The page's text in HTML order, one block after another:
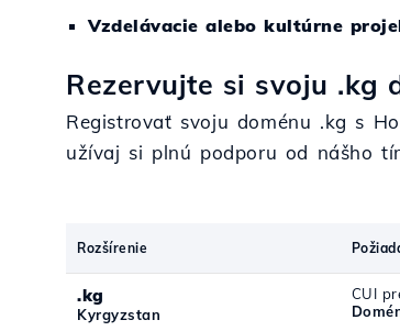
Vzdelávacie alebo kultúrne
Rezervujte si svoju .kg
Registrovať svoju doménu .kg s
užívaj si plnú podporu od nášho
Rozšírenie
.kg
Kyrgyzstan
CUI